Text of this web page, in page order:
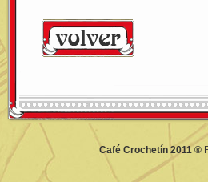
Café Crochetín 2011 ®